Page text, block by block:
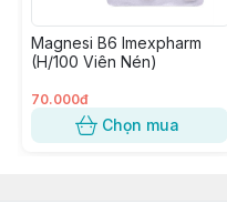
Magnesi B6 Imexpharm
(H/100 Viên Nén)
70.000đ
Chọn mua